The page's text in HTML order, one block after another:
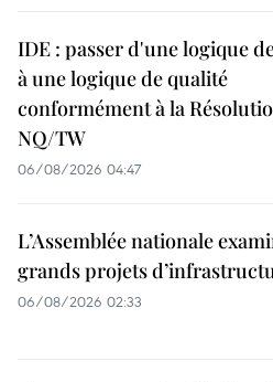
IDE : passer d'une logique
à une logique de qualité
conformément à la
NQ/TW
06/08/2026 04:47
L’Assemblée nationale
grands projets
06/08/2026 02:33